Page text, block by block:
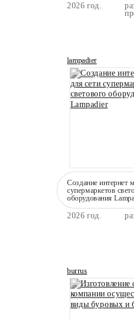
2026 год.
lampadier
Создание интернет
супермаркетов
оборудования
2026 год.
burrus